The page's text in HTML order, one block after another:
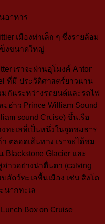
อาหาร
เมืองท่าเล็ก ๆ ซึ่งรายล้อม
งขนาดใหญ่
เราจะผ่านอุโมงค์ Anton
ที่มี ประวัติศาสตร์ยาวนาน
มกันระหว่างรถยนต์และรถไฟ
ะอ่าว Prince William Sound
sound Cruise) ขึ้นเรือ
ทะเลที่เป็นหนึ่งในจุดชมธาร
า ตลอดเส้นทาง เราจะได้ชม
Blackstone Glacier และ
อ่าวอย่างน่าตื่นตา (calving
สัตว์ทะเลพื้นเมือง เช่น สิงโต
นากทะเล
Box on Cruise